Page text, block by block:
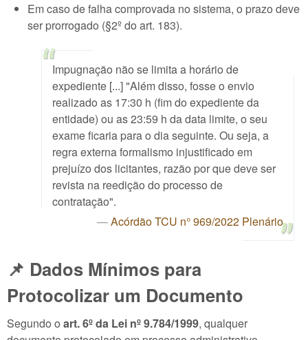
Em caso de falha comprovada no sistema, o prazo deve
ser prorrogado (§2º do art. 183).
Impugnação não se limita a horário de
expediente [...] "Além disso, fosse o envio
realizado as 17:30 h (fim do expediente da
entidade) ou as 23:59 h da data limite, o seu
exame ficaria para o dia seguinte. Ou seja, a
regra externa formalismo injustificado em
prejuízo dos licitantes, razão por que deve ser
revista na reedição do processo de
contratação".
Acórdão TCU n° 969/2022 Plenário
📌 Dados Mínimos para
Protocolizar um Documento
Segundo o art. 6º da Lei nº 9.784/1999, qualquer